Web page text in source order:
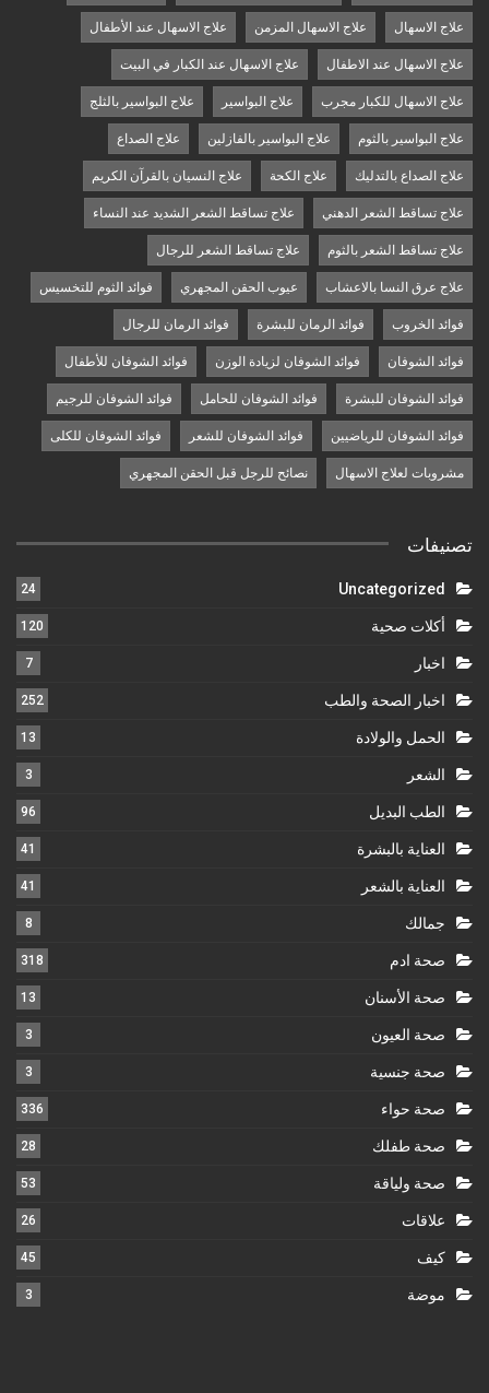
علاج الاسهال علاج الاسهال المزمن علاج الاسهال عند الأطفال
علاج الاسهال عند الاطفال علاج الاسهال عند الكبار في البيت
علاج الاسهال للكبار مجرب علاج البواسير علاج البواسير بالثلج
علاج البواسير بالثوم علاج البواسير بالفازلين علاج الصداع
علاج الصداع بالتدليك علاج الكحة علاج النسيان بالقرآن الكريم
علاج تساقط الشعر الدهني علاج تساقط الشعر الشديد عند النساء
علاج تساقط الشعر بالثوم علاج تساقط الشعر للرجال
علاج عرق النسا بالاعشاب عيوب الحقن المجهري فوائد الثوم للتخسيس
فوائد الخروب فوائد الرمان للبشرة فوائد الرمان للرجال
فوائد الشوفان فوائد الشوفان لزيادة الوزن فوائد الشوفان للأطفال
فوائد الشوفان للبشرة فوائد الشوفان للحامل فوائد الشوفان للرجيم
فوائد الشوفان للرياضيين فوائد الشوفان للشعر فوائد الشوفان للكلى
مشروبات لعلاج الاسهال نصائح للرجل قبل الحقن المجهري
تصنيفات
Uncategorized
24
أكلات صحية 120
اخبار 7
اخبار الصحة والطب 252
الحمل والولادة 13
الشعر 3
الطب البديل 96
العناية بالبشرة 41
العناية بالشعر 41
جمالك 8
صحة ادم 318
صحة الأسنان 13
صحة العيون 3
صحة جنسية 3
صحة حواء 336
صحة طفلك 28
صحة ولياقة 53
علاقات 26
كيف 45
موضة 3